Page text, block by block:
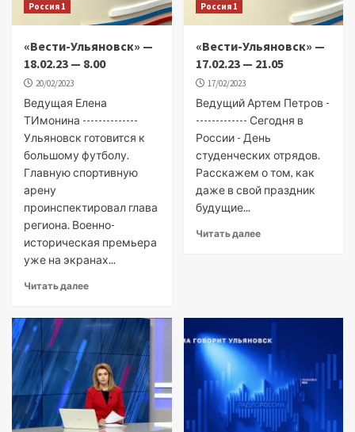
Россия 1
«Вести-Ульяновск» —
18.02.23 — 8.00
20/02/2023
Ведущая Елена
ТИмонина --------------
Ульяновск готовится к
большому футболу.
Главную спортивную
арену
проинспектировал глава
региона. Военно-
историческая премьера
уже на экранах...
Читать далее
Россия 1
«Вести-Ульяновск» —
17.02.23 — 21.05
17/02/2023
Ведущий Артем Петров -
------------- Сегодня в
России - День
студенческих отрядов.
Расскажем о том, как
даже в свой праздник
будущие...
Читать далее